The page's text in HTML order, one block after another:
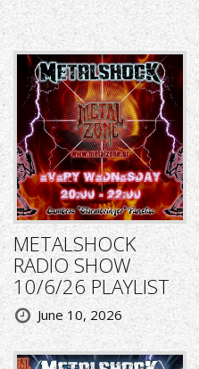
METALSHOCK
RADIO SHOW
10/6/26 PLAYLIST
June 10, 2026